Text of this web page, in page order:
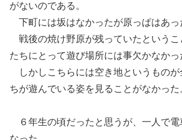
がないのである。
下町には坂はなかったが原っぱはあっ
戦後の焼け野原が残っていたというこ
たちにとって遊び場所には事欠かなかっ
しかしこちらには空き地というものが
ちが遊んでいる姿を見ることがなかった
６年生の頃だったと思うが、一人で電